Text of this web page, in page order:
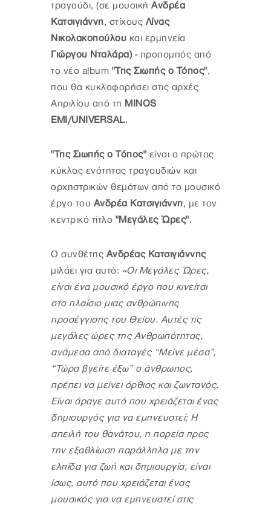
τραγούδι, (σε μουσική Ανδρέα
Κατσιγιάννη, στίχους Λίνας
Νικολακοπούλου και ερμηνεία
Γιώργου Νταλάρα)- προπομπός από
το νέο album "Της Σιωπής ο Τόπος",
που θα κυκλοφορήσει στις αρχές
Απριλίου από τη MINOS
EMI/UNIVERSAL.
"Της Σιωπής ο Τόπος" είναι ο πρώτος
κύκλος ενότητας τραγουδιών και
ορχηστρικών θεμάτων από το μουσικό
έργο του Ανδρέα Κατσιγιάννη, με τον
κεντρικό τίτλο "Μεγάλες Ώρες".
Ο συνθέτης Ανδρέας Κατσιγιάννης
μιλάει για αυτό: «Οι Μεγάλες Ώρες,
είναι ένα μουσικό έργο που κινείται
στο πλαίσιο μιας ανθρώπινης
προσέγγισης του Θείου. Αυτές τις
μεγάλες ώρες της Ανθρωπότητας,
ανάμεσα από διαταγές “Μείνε μέσα”,
“Τώρα βγείτε έξω” ο άνθρωπος,
πρέπει να μείνει όρθιος και ζωντανός.
Είναι άραγε αυτό που χρειάζεται ένας
δημιουργός για να εμπνευστεί; Η
απειλή του θανάτου, η πορεία προς
την εξαθλίωση παράλληλα με την
ελπίδα για ζωή και δημιουργία, είναι
ίσως, αυτό που χρειάζεται ένας
μουσικός για να εμπνευστεί στις